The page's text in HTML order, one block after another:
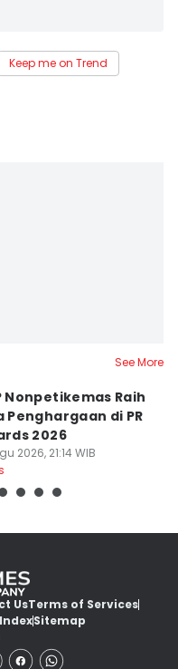
Keep me on Trend
See More
Nonpetikemas Raih
Penghargaan di PR
2026
2026, 21:14 WIB
UsTerms of Services
IndexSitemap